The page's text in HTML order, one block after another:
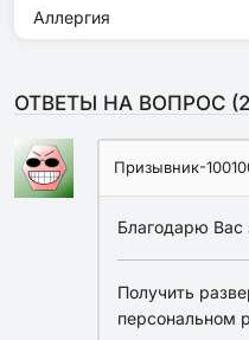
Аллергия
ОТВЕТЫ НА ВОПРОС (2
Призывник-
Благодарю Вас
Получить
персональном